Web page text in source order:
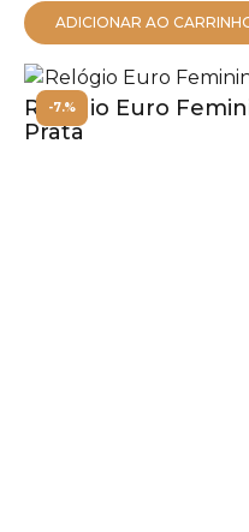
ADICIONAR AO
-7.%
Relógio Euro
Prata